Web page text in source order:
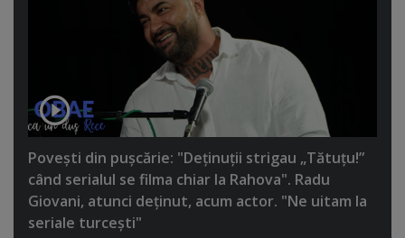
Poveşti din puşcărie: "Deţinuţii strigau „Tătuţu!”
când serialul se filma chiar la Rahova". Radu
Giovani, atunci deţinut, acum actor. "Ne uitam la
seriale turceşti"